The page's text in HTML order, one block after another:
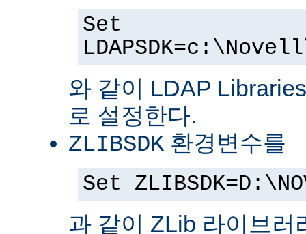
Set
와 같이 LDAP
로 설정한다.
ZLIBSDK 환경변수를
Set
과 같이 ZLib 라이브러